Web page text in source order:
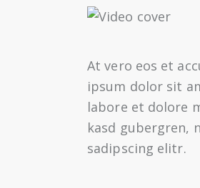
At vero eos et
ipsum dolor sit
labore et dolore
kasd gubergren,
sadipscing elitr.